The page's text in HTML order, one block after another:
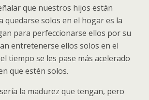
que nuestros hijos están
quedarse solos en el hogar es la
para perfeccionarse ellos por su
entretenerse ellos solos en el
tiempo se les pase más acelerado
que estén solos.
la madurez que tengan, pero